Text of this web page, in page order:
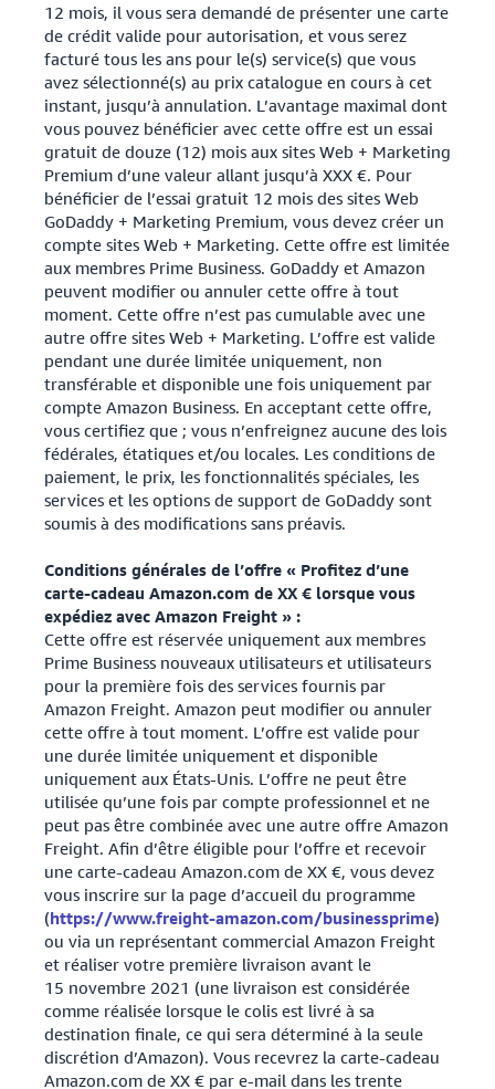
12 mois, il vous sera demandé de présenter une carte
de crédit valide pour autorisation, et vous serez
facturé tous les ans pour le(s) service(s) que vous
avez sélectionné(s) au prix catalogue en cours à cet
instant, jusqu’à annulation. L’avantage maximal dont
vous pouvez bénéficier avec cette offre est un essai
gratuit de douze (12) mois aux sites Web + Marketing
Premium d’une valeur allant jusqu’à XXX €. Pour
bénéficier de l’essai gratuit 12 mois des sites Web
GoDaddy + Marketing Premium, vous devez créer un
compte sites Web + Marketing. Cette offre est limitée
aux membres Prime Business. GoDaddy et Amazon
peuvent modifier ou annuler cette offre à tout
moment. Cette offre n’est pas cumulable avec une
autre offre sites Web + Marketing. L’offre est valide
pendant une durée limitée uniquement, non
transférable et disponible une fois uniquement par
compte Amazon Business. En acceptant cette offre,
vous certifiez que ; vous n’enfreignez aucune des lois
fédérales, étatiques et/ou locales. Les conditions de
paiement, le prix, les fonctionnalités spéciales, les
services et les options de support de GoDaddy sont
soumis à des modifications sans préavis.
Conditions générales de l’offre « Profitez d’une
carte-cadeau Amazon.com de XX € lorsque vous
expédiez avec Amazon Freight » :
Cette offre est réservée uniquement aux membres
Prime Business nouveaux utilisateurs et utilisateurs
pour la première fois des services fournis par
Amazon Freight. Amazon peut modifier ou annuler
cette offre à tout moment. L’offre est valide pour
une durée limitée uniquement et disponible
uniquement aux États-Unis. L’offre ne peut être
utilisée qu’une fois par compte professionnel et ne
peut pas être combinée avec une autre offre Amazon
Freight. Afin d’être éligible pour l’offre et recevoir
une carte-cadeau Amazon.com de XX €, vous devez
vous inscrire sur la page d’accueil du programme
(https://www.freight-amazon.com/businessprime)
ou via un représentant commercial Amazon Freight
et réaliser votre première livraison avant le
15 novembre 2021 (une livraison est considérée
comme réalisée lorsque le colis est livré à sa
destination finale, ce qui sera déterminé à la seule
discrétion d’Amazon). Vous recevrez la carte-cadeau
Amazon.com de XX € par e-mail dans les trente